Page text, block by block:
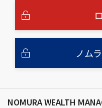
ノム
NOMURA WEALTH